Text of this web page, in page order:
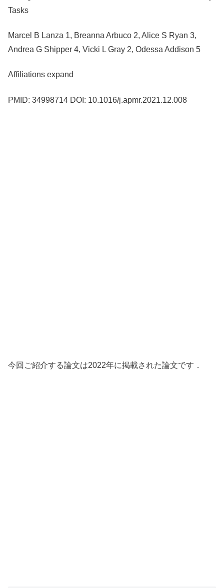
Tasks
Marcel B Lanza 1, Breanna Arbuco 2, Alice S Ryan 3,
Andrea G Shipper 4, Vicki L Gray 2, Odessa Addison 5
Affiliations expand
PMID: 34998714 DOI: 10.1016/j.apmr.2021.12.008
今回ご紹介する論文は2022年に掲載された論文です．